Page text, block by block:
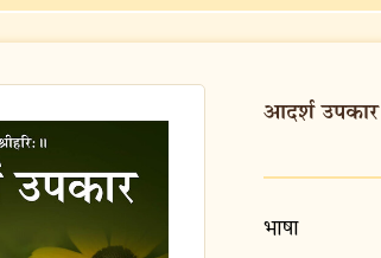
आदर्श उपकार
भाषा